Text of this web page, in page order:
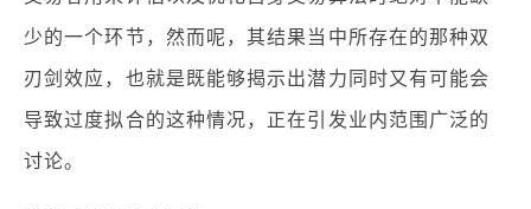
少的一个环节，然而呢，其结果当中所存在的那种双
刃剑效应，也就是既能够揭示出潜力同时又有可能会
导致过度拟合的这种情况，正在引发业内范围广泛的
讨论。